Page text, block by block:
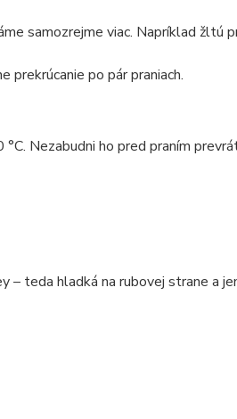
samozrejme viac. Napríklad žltú
prekrúcanie po pár praniach.
Nezabudni ho pred praním
teda hladká na rubovej strane a